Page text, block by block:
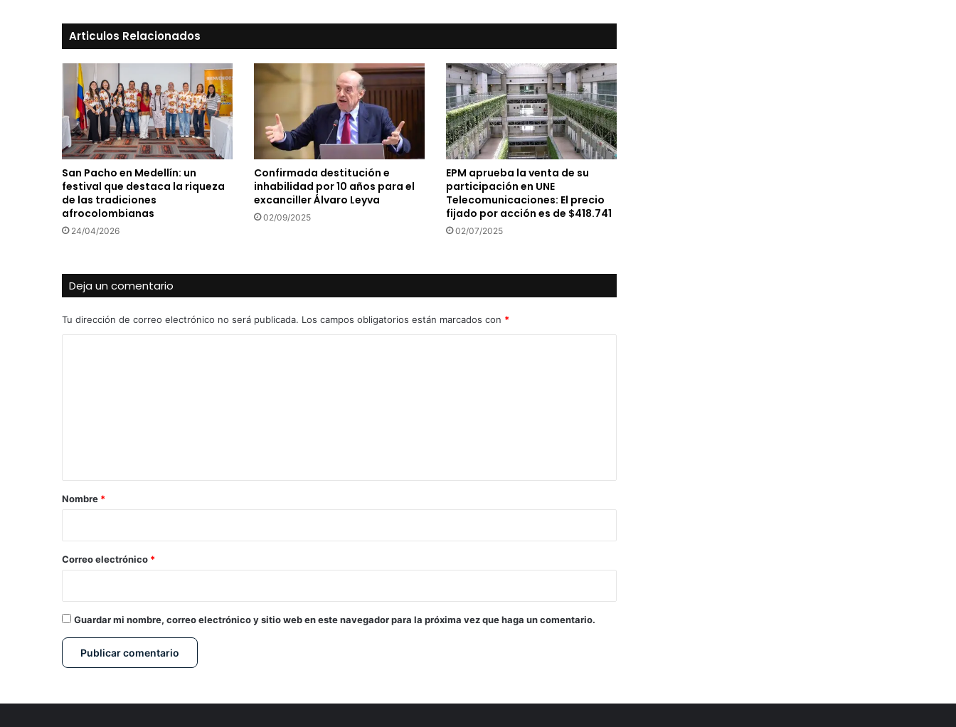
Articulos Relacionados
San Pacho en Medellín: un
festival que destaca la riqueza
de las tradiciones
afrocolombianas
24/04/2026
Confirmada destitución e
inhabilidad por 10 años para el
excanciller Álvaro Leyva
02/09/2025
EPM aprueba la venta de su
participación en UNE
Telecomunicaciones: El precio
fijado por acción es de $418.741
02/07/2025
Deja un comentario
Tu dirección de correo electrónico no será publicada. Los campos obligatorios están marcados con *
r
*
Nombre *
Correo electrónico *
Guardar mi nombre, correo electrónico y sitio web en este navegador para la próxima vez que haga un comentario.